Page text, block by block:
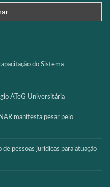
do Sistema
ATeG Universitária
manifesta pesar pelo
pessoas jurídicas para atuação